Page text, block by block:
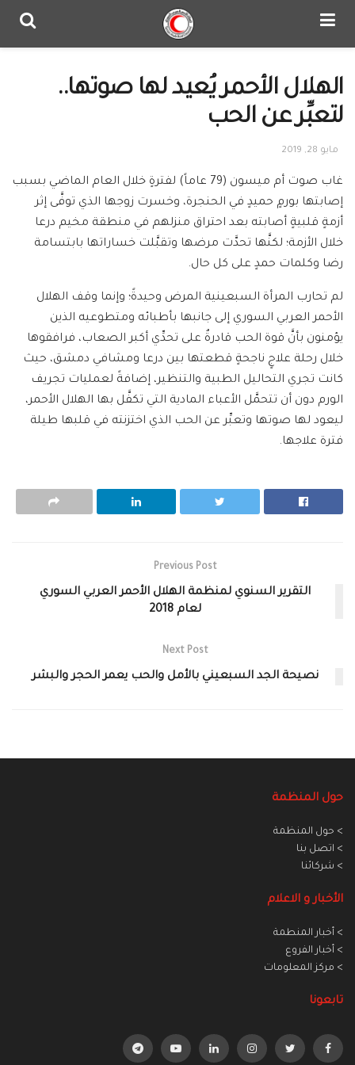
الهلال الأحمر يُعيد لها صوتها..
لتعبِّر عن الحب
مايو 28, 2019
غاب صوت أم ميسون (79 عاماً) لفترةٍ خلال العام الماضي بسبب
إصابتها بورمٍ حميدٍ في الحنجرة، وخسرت زوجها الذي توفَّى إثر
أزمةٍ قلبيةٍ أصابته بعد احتراق منزلهم في منطقة مخيم درعا
خلال الأزمة؛ لكنَّها تحدَّت مرضها وتقبَّلت خساراتها بابتسامة
رضا وكلمات حمدٍ على كل حال.
لم تحارب المرأة السبعينية المرض وحيدةً؛ وإنما وقف الهلال
الأحمر العربي السوري إلى جانبها بأطبائه ومتطوعيه الذين
يؤمنون بأنَّ قوة الحب قادرةٌ على تحدِّي أكبر الصعاب، فرافقوها
خلال رحلة علاجٍ ناجحةٍ قطعتها بين درعا ومشافي دمشق، حيث
كانت تجري التحاليل الطبية والتنظير، إضافةً لعمليات تجريف
الورم دون أن تتحمَّل الأعباء المادية التي تكفَّل بها الهلال الأحمر،
ليعود لها صوتها وتعبِّر عن الحب الذي اختزنته في قلبها طيلة
فترة علاجها.
Previous Post
التقرير السنوي لمنظمة الهلال الأحمر العربي السوري
لعام 2018
Next Post
نصيحة الجد السبعيني بالأمل والحب يعمر الحجر والبشر
حول المنظمة
> حول المنظمة
> اتصل بنا
> شركائنا
الأخبار و الاعلام
> أخبار المنطمة
> أخبار الفروع
> مركز المعلومات
تابعونا